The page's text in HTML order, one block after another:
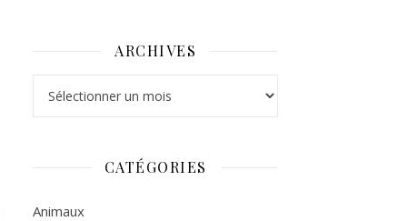
ARCHIVES
CATÉGORIES
Animaux